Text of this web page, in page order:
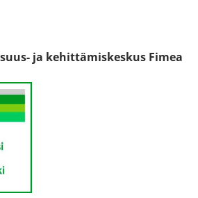
ja kehittämiskeskus Fimea